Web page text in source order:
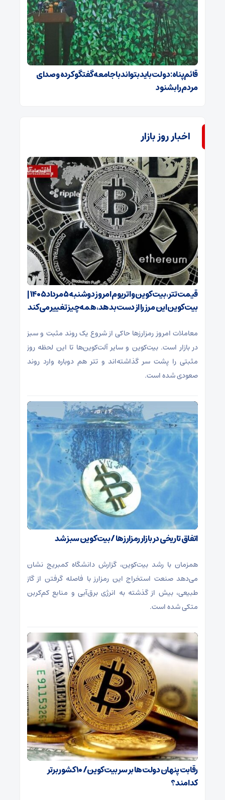
قائم‌پناه: دولت باید بتواند با جامعه گفتگو کرده و صدای
مردم را بشنود
اخبار روز بازار
قیمت تتر، بیت‌کوین و اتریوم امروز دوشنبه ۵ مرداد ۱۴۰۵ |
بیت‌کوین این مرز را از دست بدهد، همه‌چیز تغییر می‌کند
معاملات امروز رمزارز‌ها حاکی از شروع یک روند مثبت و سبز
در بازار است. بیت‌کوین و سایر آلت‌کوین‌ها تا این لحظه روز
مثبتی را پشت سر گذاشته‌اند و تتر هم دوباره وارد روند
صعودی شده است.
اتفاق تاریخی در بازار رمزارزها / بیت‌کوین سبز شد
همزمان با رشد بیت‌کوین، گزارش دانشگاه کمبریج نشان
می‌دهد صنعت استخراج این رمزارز با فاصله گرفتن از گاز
طبیعی، بیش از گذشته به انرژی برق‌آبی و منابع کم‌کربن
متکی شده است.
رقابت پنهان دولت‌ها بر سر بیت‌کوین/ ۱۰ کشور برتر
کدامند؟